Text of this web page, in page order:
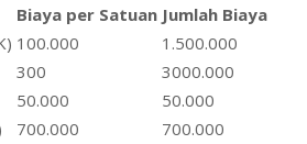
Biaya per Satuan Jumlah Biaya
100.000
1.500.000
300
3000.000
50.000
50.000
700.000
700.000